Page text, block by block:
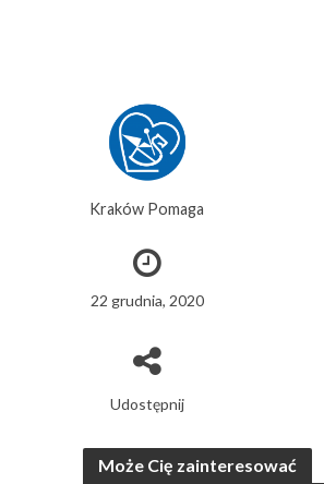
Kraków Pomaga
22 grudnia, 2020
Udostępnij
Może Cię zainteresować